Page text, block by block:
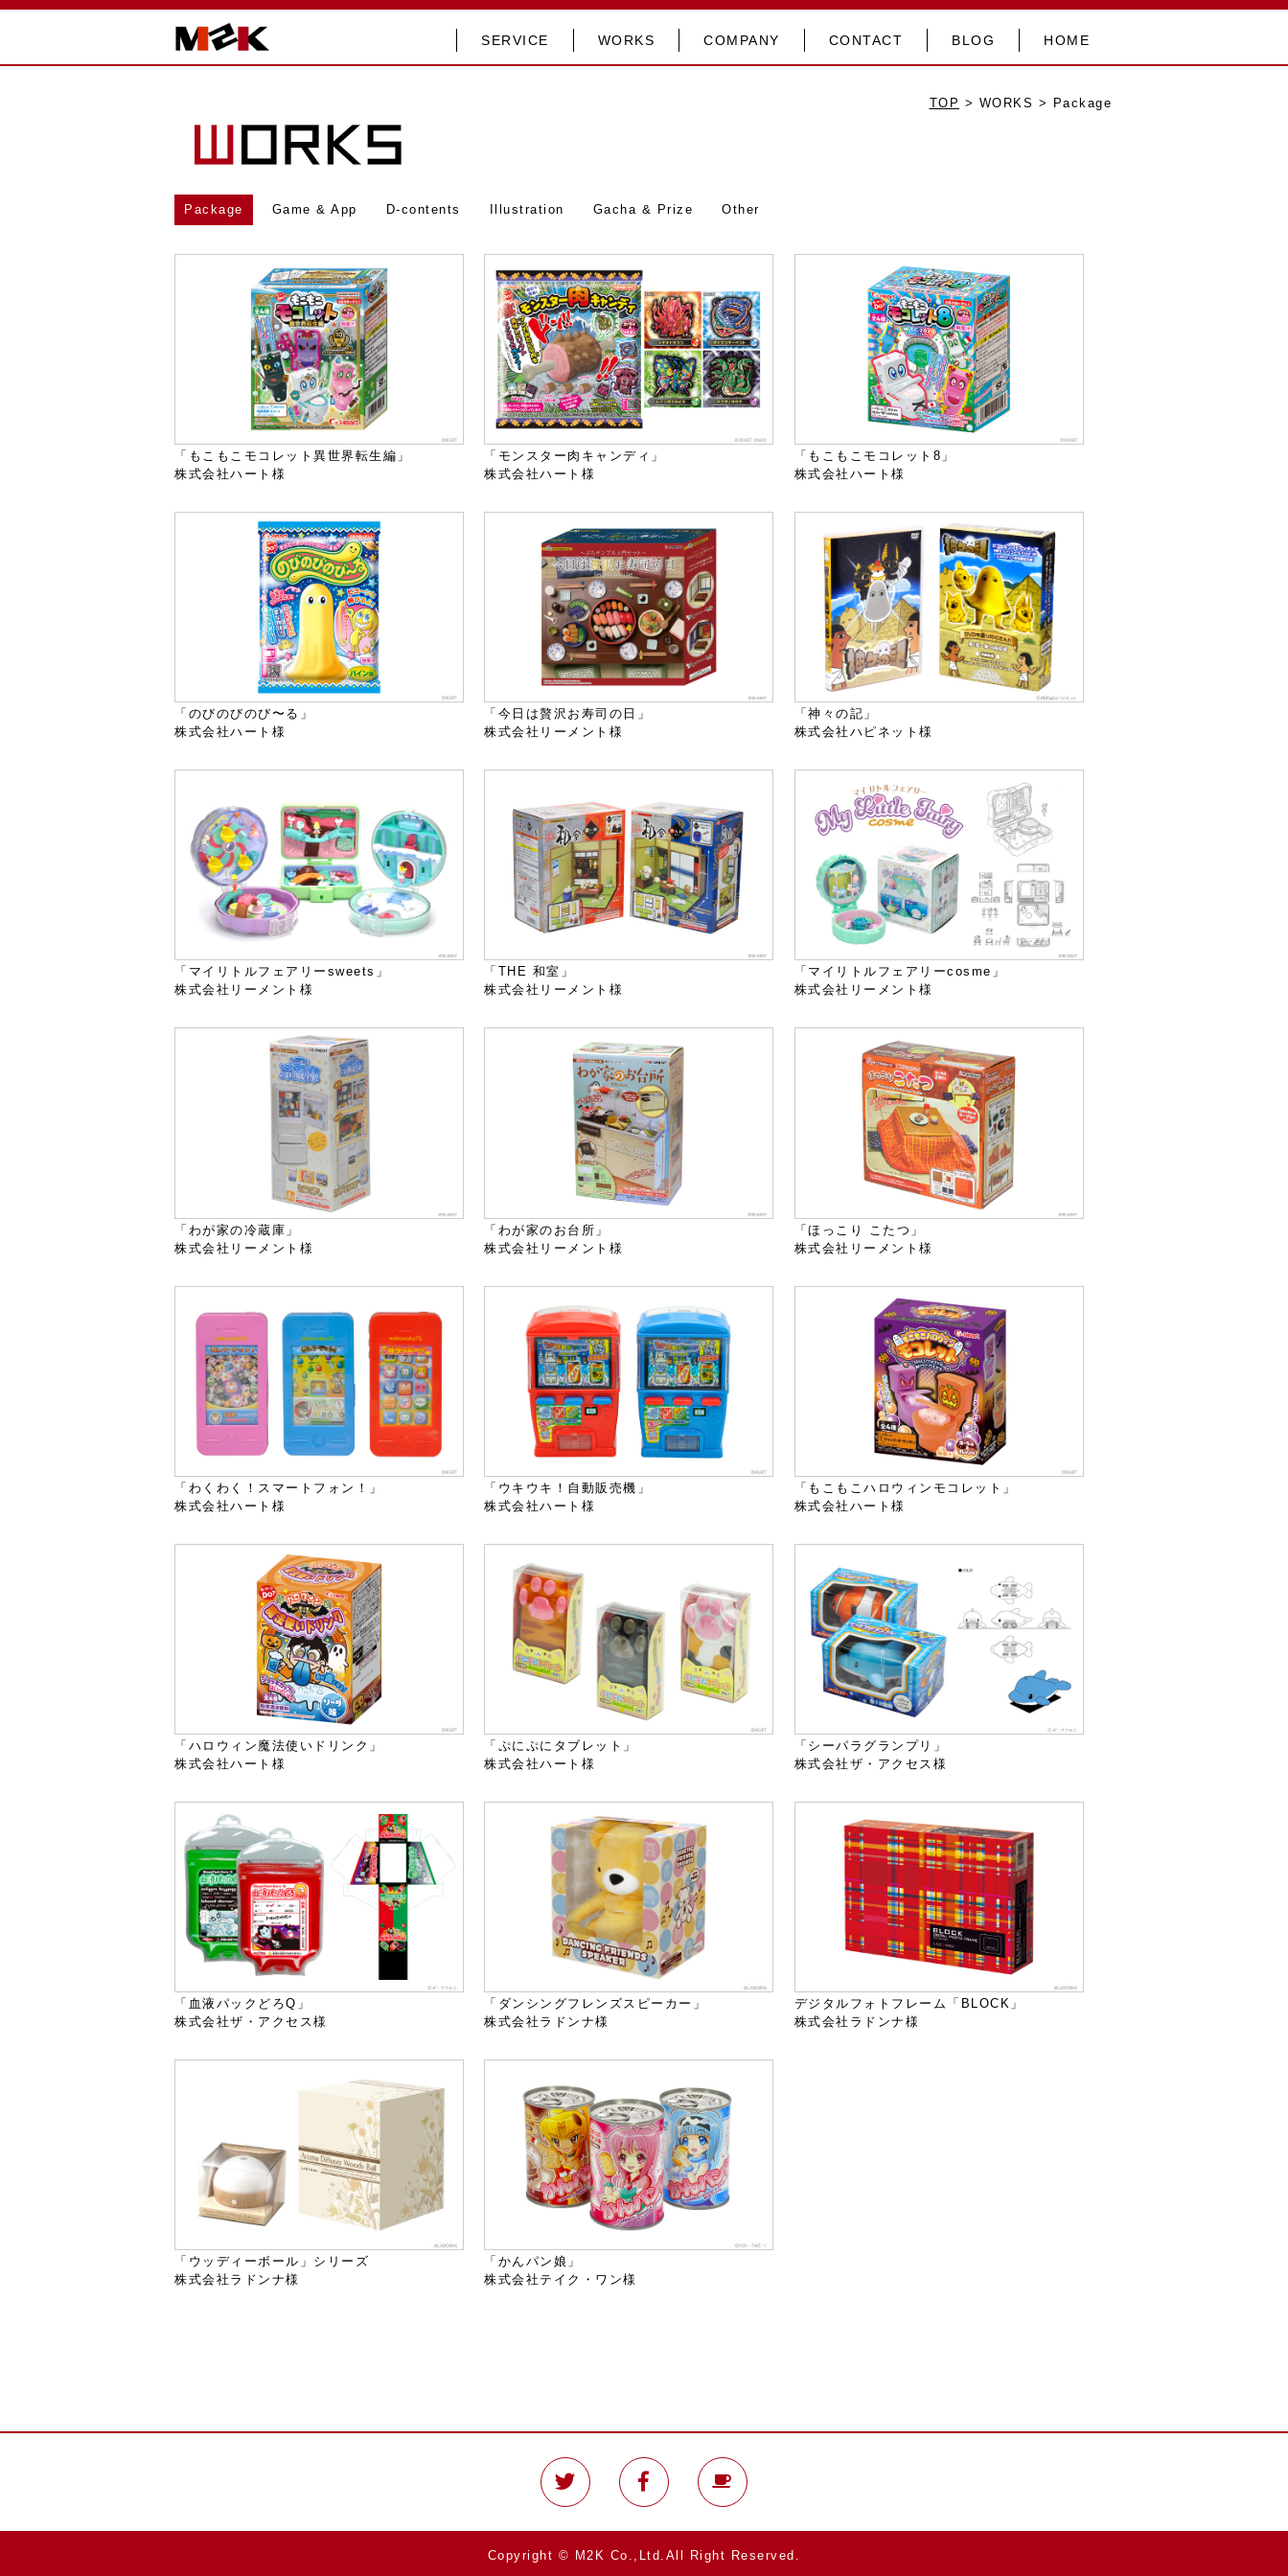
SERVICE WORKS COMPANY CONTACT BLOG HOME
TOP > WORKS > Package
Package Game & App D-contents Illustration Gacha & Prize Other
「もこもこモコレット異世界転生編」
株式会社ハート様
「モンスター肉キャンディ」
株式会社ハート様
「もこもこモコレット8」
株式会社ハート様
「のびのびのび〜る」
株式会社ハート様
「今日は贅沢お寿司の日」
株式会社リーメント様
「神々の記」
株式会社ハピネット様
「マイリトルフェアリーsweets」
株式会社リーメント様
「THE 和室」
株式会社リーメント様
「マイリトルフェアリーcosme」
株式会社リーメント様
「わが家の冷蔵庫」
株式会社リーメント様
「わが家のお台所」
株式会社リーメント様
「ほっこり こたつ」
株式会社リーメント様
「わくわく！スマートフォン！」
株式会社ハート様
「ウキウキ！自動販売機」
株式会社ハート様
「もこもこハロウィンモコレット」
株式会社ハート様
「ハロウィン魔法使いドリンク」
株式会社ハート様
「ぷにぷにタブレット」
株式会社ハート様
「シーパラグランプリ」
株式会社ザ・アクセス様
「血液パックどろQ」
株式会社ザ・アクセス様
「ダンシングフレンズスピーカー」
株式会社ラドンナ様
デジタルフォトフレーム「BLOCK」
株式会社ラドンナ様
「ウッディーボール」シリーズ
株式会社ラドンナ様
「かんパン娘」
株式会社テイク・ワン様
Copyright © M2K Co.,Ltd.All Right Reserved.